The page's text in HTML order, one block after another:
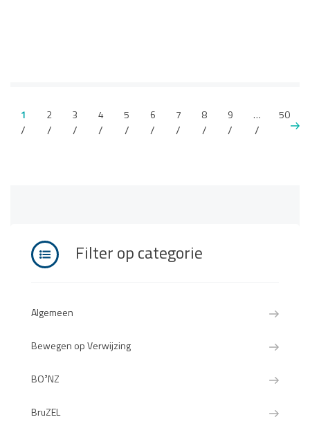
1 2 3 4 5 6 7 8 9 … 50
Filter op categorie
Algemeen
Bewegen op Verwijzing
BO³NZ
BruZEL